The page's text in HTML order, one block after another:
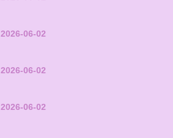
2026-06-02
2026-06-02
2026-06-02